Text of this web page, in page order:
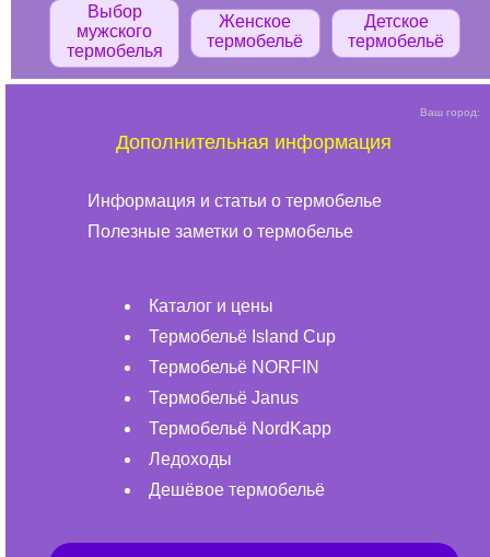
Выбор
мужского
термобелья
Женское
термобельё
Детское
термобельё
Ваш город:
Дополнительная информация
Информация и статьи о термобелье
Полезные заметки о термобелье
Каталог и цены
Термобельё Island Cup
Термобельё NORFIN
Термобельё Janus
Термобельё NordKapp
Ледоходы
Дешёвое термобельё